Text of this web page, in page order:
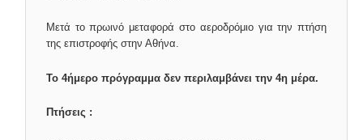
Μετά το πρωινό μεταφορά στο αεροδρόμιο για την πτήση
της επιστροφής στην Αθήνα.
Το 4ήμερο πρόγραμμα δεν περιλαμβάνει την 4η μέρα.
Πτήσεις :